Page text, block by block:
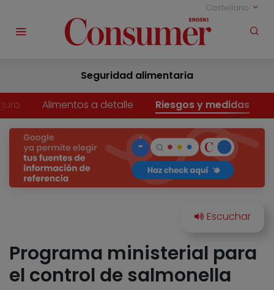
Castellano
Seguridad alimentaria
Alimentos a detalle Riesgos y medidas
Programa ministerial para
el control de salmonella